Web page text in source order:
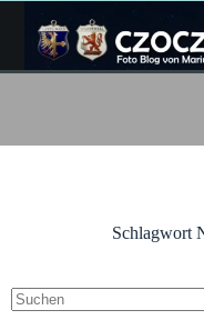
Inhalt
springen
Schlagwort